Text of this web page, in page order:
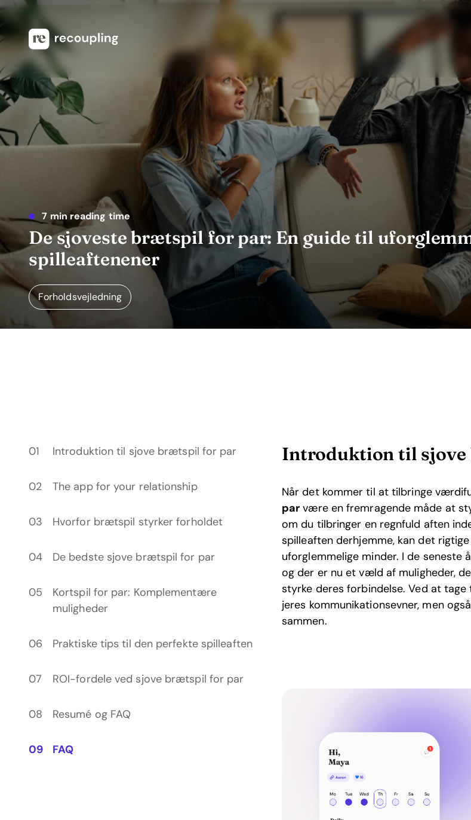
7 min reading time
De sjoveste brætspil for par: En guide til
spilleaftenener
Forholdsvejledning
Introduktion til sjove brætspil for par
The app for your relationship
Hvorfor brætspil styrker forholdet
De bedste sjove brætspil for par
Kortspil for par: Komplementære
muligheder
Praktiske tips til den perfekte spilleaften
ROI-fordele ved sjove brætspil for par
Resumé og FAQ
FAQ
Introduktion til
Når det kommer til at tilbringe
par være en fremragende måde at
om du tilbringer en regnfuld aften
spilleaften derhjemme, kan det
uforglemmelige minder. I de
og der er nu et væld af muligheder,
styrke deres forbindelse. Ved at
jeres kommunikationsevner, men
sammen.